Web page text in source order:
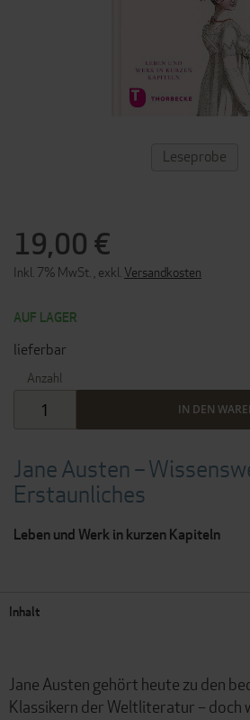
Jane Austen –
Erstaunliches
Leben und Werk in kurzen Kapiteln
19,00 €
Inkl. 7% MwSt. exkl. Versandkosten
AUF LAGER
lieferbar
Anzahl
IN DEN
ZUM
ANFANG
Leseprobe
Inhalt
Jane Austen gehört heute zu den
Klassikern der Weltliteratur – doch